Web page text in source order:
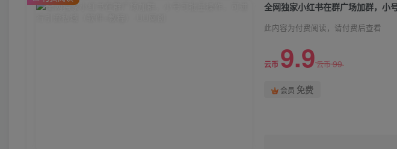
全网独家小红书在群广场加群，小
此内容为付费阅读，请付费后查看
云币 9.9云币99
会员 免费